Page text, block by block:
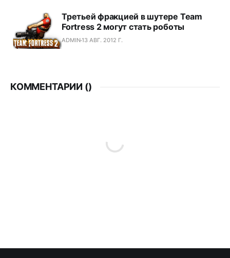
Третьей фракцией в шутере Team
Fortress 2 могут стать роботы
ADMIN13 АВГ. 2012 Г.
КОММЕНТАРИИ ()